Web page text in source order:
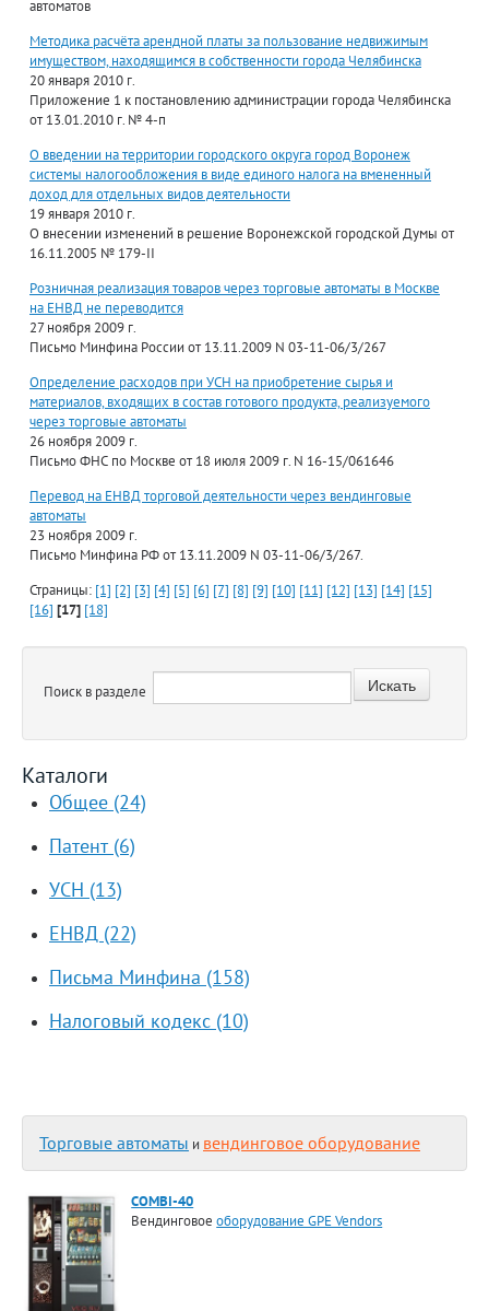
автоматов
Методика расчёта арендной платы за пользование недвижимым
имуществом, находящимся в собственности города Челябинска
20 января 2010 г.
Приложение 1 к постановлению администрации города Челябинска
от 13.01.2010 г. № 4-п
О введении на территории городского округа город Воронеж
системы налогообложения в виде единого налога на вмененный
доход для отдельных видов деятельности
19 января 2010 г.
О внесении изменений в решение Воронежской городской Думы от
16.11.2005 № 179-II
Розничная реализация товаров через торговые автоматы в Москве
на ЕНВД не переводится
27 ноября 2009 г.
Письмо Минфина России от 13.11.2009 N 03-11-06/3/267
Определение расходов при УСН на приобретение сырья и
материалов, входящих в состав готового продукта, реализуемого
через торговые автоматы
26 ноября 2009 г.
Письмо ФНС по Москве от 18 июля 2009 г. N 16-15/061646
Перевод на ЕНВД торговой деятельности через вендинговые
автоматы
23 ноября 2009 г.
Письмо Минфина РФ от 13.11.2009 N 03-11-06/3/267.
Страницы: [1] [2] [3] [4] [5] [6] [7] [8] [9] [10] [11] [12] [13] [14] [15]
[16] [17] [18]
Поиск в разделе
Каталоги
Общее (24)
Патент (6)
УСН (13)
ЕНВД (22)
Письма Минфина (158)
Налоговый кодекс (10)
Торговые автоматы и вендинговое оборудование
COMBI-40
Вендинговоеоборудование GPE Vendors